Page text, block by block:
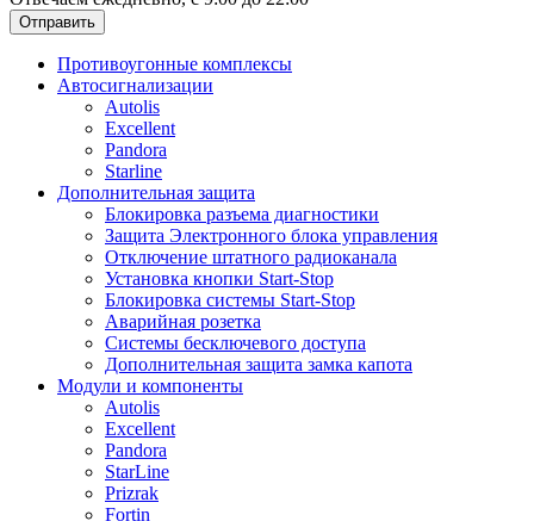
Отправить
Противоугонные комплексы
Автосигнализации
Autolis
Excellent
Pandora
Starline
Дополнительная защита
Блокировка разъема диагностики
Защита Электронного блока управления
Отключение штатного радиоканала
Установка кнопки Start-Stop
Блокировка системы Start-Stop
Аварийная розетка
Системы бесключевого доступа
Дополнительная защита замка капота
Модули и компоненты
Autolis
Excellent
Pandora
StarLine
Prizrak
Fortin